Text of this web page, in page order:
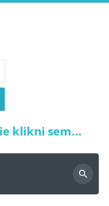
klikni sem...